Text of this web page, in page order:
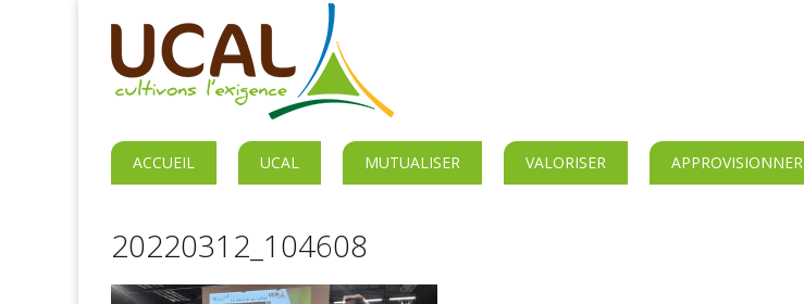
ACCUEIL UCAL MUTUALISER VALORISER APPROVISIONNER
20220312_104608